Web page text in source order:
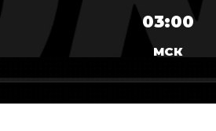
03:00
МСК